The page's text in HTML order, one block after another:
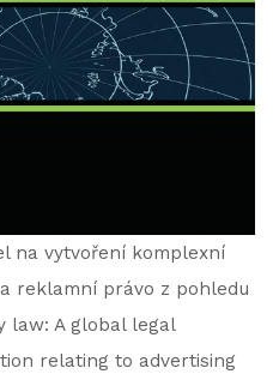
na vytvoření komplexní
reklamní právo z pohledu
law: A global legal
relating to advertising